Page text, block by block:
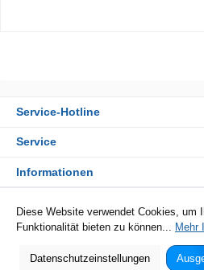
Service-Hotline
Service
Informationen
Sicher Einkaufen
Diese Website verwendet Cookies, um
Funktionalität bieten zu können...
Mehr
Datenschutzeinstellungen